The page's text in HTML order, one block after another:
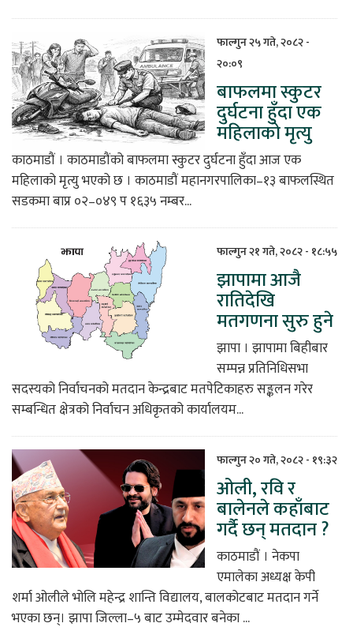
फाल्गुन २५ गते, २०८२ -
२०:०९
बाफलमा स्कुटर
दुर्घटना हुँदा एक
महिलाको मृत्यु
काठमाडौं । काठमाडौंको बाफलमा स्कुटर दुर्घटना हुँदा आज एक
महिलाको मृत्यु भएको छ । काठमाडौं महानगरपालिका–१३ बाफलस्थित
सडकमा बाप्र ०२–०४९ प १६३५ नम्बर...
फाल्गुन २१ गते, २०८२ - १८:५५
झापामा आजै
रातिदेखि
मतगणना सुरु हुने
झापा । झापामा बिहीबार
सम्पन्न प्रतिनिधिसभा
सदस्यको निर्वाचनको मतदान केन्द्रबाट मतपेटिकाहरु सङ्कलन गरेर
सम्बन्धित क्षेत्रको निर्वाचन अधिकृतको कार्यालयम...
फाल्गुन २० गते, २०८२ - १९:३२
ओली, रवि र
बालेनले कहाँबाट
गर्दै छन् मतदान ?
काठमाडौं । नेकपा
एमालेका अध्यक्ष केपी
शर्मा ओलीले भोलि महेन्द्र शान्ति विद्यालय, बालकोटबाट मतदान गर्ने
भएका छन्। झापा जिल्ला–५ बाट उम्मेदवार बनेका ...